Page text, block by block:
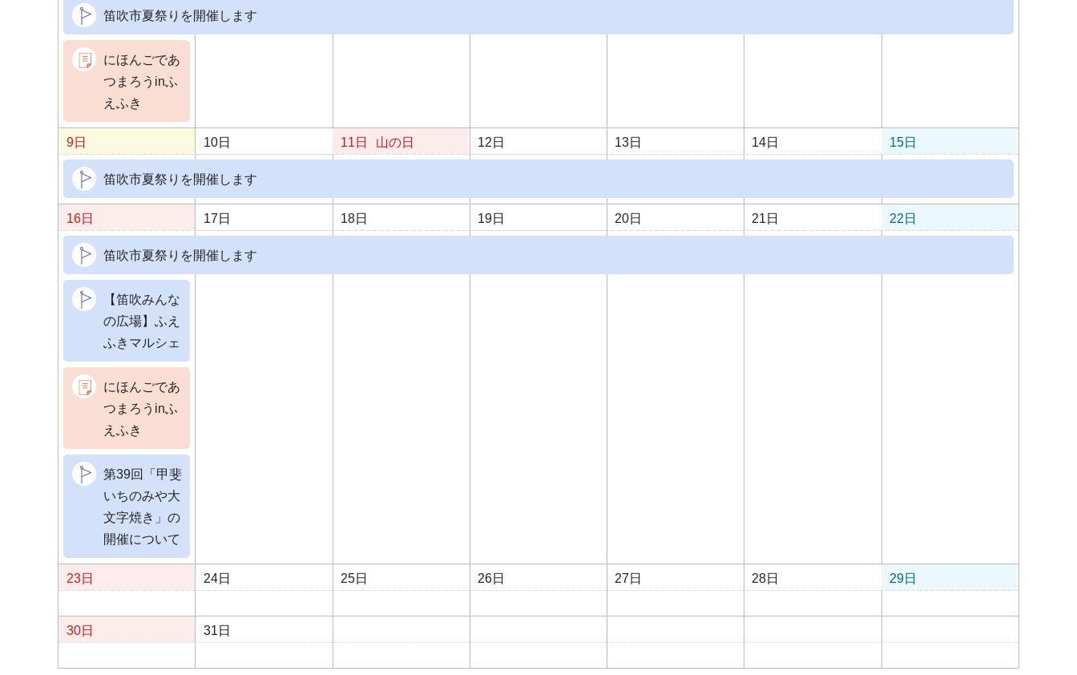
笛吹市夏祭りを開催します
にほんごであ
つまろうinふ
えふき
9日 10日 11日 山の日 12日 13日 14日 15日
笛吹市夏祭りを開催します
16日 17日 18日 19日 20日 21日 22日
笛吹市夏祭りを開催します
【笛吹みんな
の広場】ふえ
ふきマルシェ
にほんごであ
つまろうinふ
えふき
第39回「甲斐
いちのみや大
文字焼き」の
開催について
23日 24日 25日 26日 27日 28日 29日
30日 31日